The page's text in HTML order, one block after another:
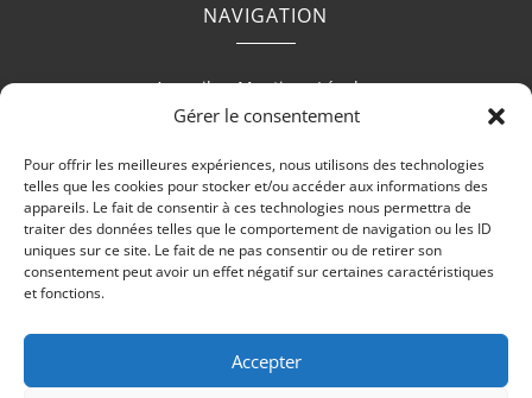
Gérer le consentement
Pour offrir les meilleures expériences, nous utilisons des technologies
telles que les cookies pour stocker et/ou accéder aux informations des
appareils. Le fait de consentir à ces technologies nous permettra de
traiter des données telles que le comportement de navigation ou les ID
uniques sur ce site. Le fait de ne pas consentir ou de retirer son
consentement peut avoir un effet négatif sur certaines caractéristiques
et fonctions.
Accepter
NAVIGATION
Accueil Mentions Légales
RÉALISATION